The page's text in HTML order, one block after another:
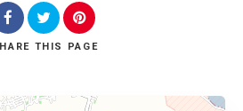
THIS PAGE